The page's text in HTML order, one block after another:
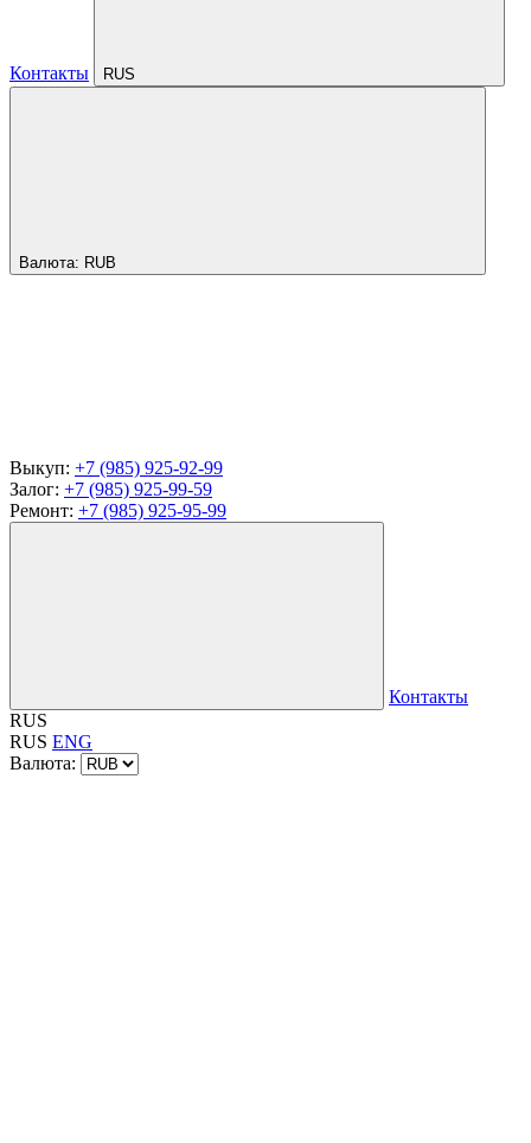
Контакты RUS
Валюта: RUB
Выкуп: +7 (985) 925-92-99
Залог: +7 (985) 925-99-59
Ремонт: +7 (985) 925-95-99
Контакты
RUS
RUS ENG
Валюта: